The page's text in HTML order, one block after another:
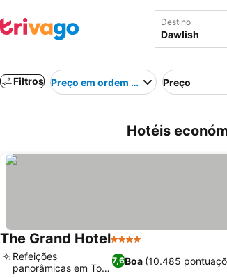
Destino
Filtros Preço em ordem crescentePreço
Hotéis
The Grand Hotel4 Estrelas
7,6Boa (10.485
Refeições
panorâmicas em Tor